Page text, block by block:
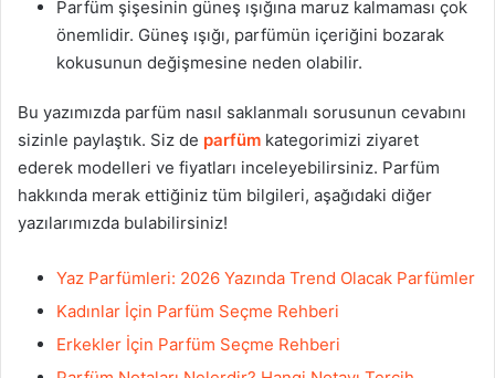
Parfüm şişesinin güneş ışığına maruz kalmaması çok
önemlidir. Güneş ışığı, parfümün içeriğini bozarak
kokusunun değişmesine neden olabilir.
Bu yazımızda parfüm nasıl saklanmalı sorusunun cevabını
sizinle paylaştık. Siz de parfüm kategorimizi ziyaret
ederek modelleri ve fiyatları inceleyebilirsiniz. Parfüm
hakkında merak ettiğiniz tüm bilgileri, aşağıdaki diğer
yazılarımızda bulabilirsiniz!
Yaz Parfümleri: 2026 Yazında Trend Olacak Parfümler
Kadınlar İçin Parfüm Seçme Rehberi
Erkekler İçin Parfüm Seçme Rehberi